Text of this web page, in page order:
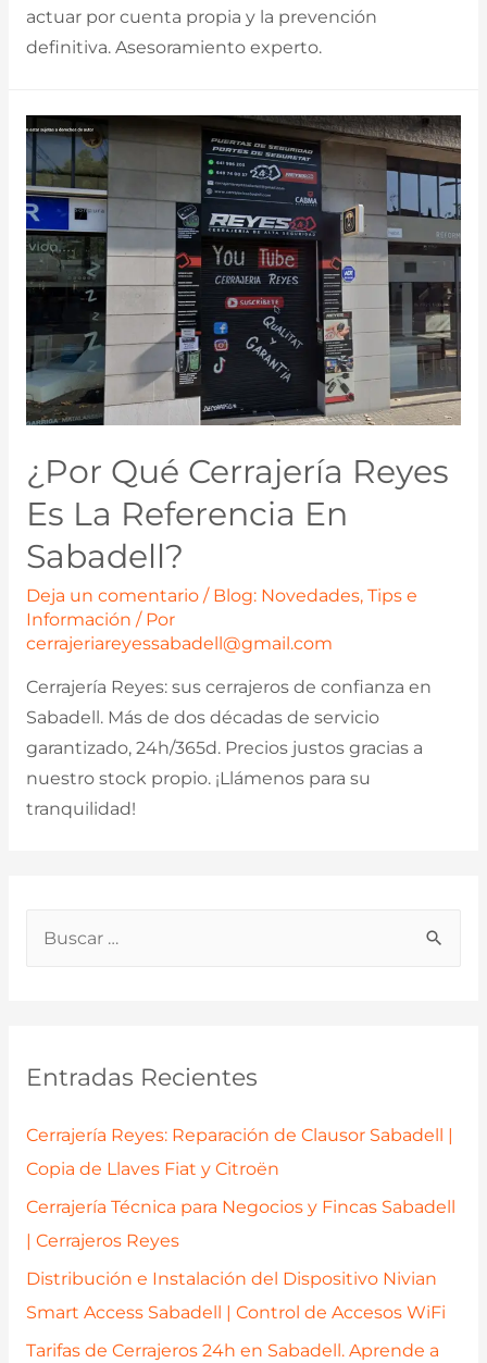
p
o
:
Entradas Recientes
Cerrajería Reyes: Reparación de Clausor Sabadell |
Copia de Llaves Fiat y Citroën
Cerrajería Técnica para Negocios y Fincas Sabadell
| Cerrajeros Reyes
Distribución e Instalación del Dispositivo Nivian
Smart Access Sabadell | Control de Accesos WiFi
Tarifas de Cerrajeros 24h en Sabadell. Aprende a
actuar por cuenta propia y la prevención
definitiva. Asesoramiento experto.
¿Por Qué Cerrajería Reyes
Es La Referencia En
Sabadell?
Deja un comentario / Blog: Novedades, Tips e
Información / Por
cerrajeriareyessabadell@gmail.com
Cerrajería Reyes: sus cerrajeros de confianza en
Sabadell. Más de dos décadas de servicio
garantizado, 24h/365d. Precios justos gracias a
nuestro stock propio. ¡Llámenos para su
tranquilidad!